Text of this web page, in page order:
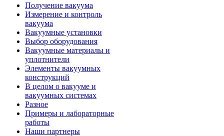
Получение вакуума
Измерение и контроль
вакуума
Вакуумные установки
Выбор оборудования
Вакуумные материалы и
уплотнители
Элементы вакуумных
конструкций
В целом о вакууме и
вакуумных системах
Разное
Примеры и лабораторные
работы
Наши партнеры